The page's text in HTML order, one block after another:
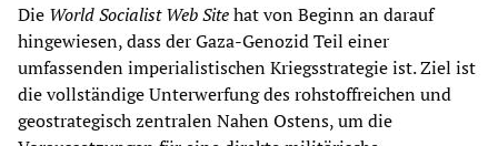
Die World Socialist Web Sitehat von Beginn an darauf
hingewiesen, dass der Gaza-Genozid Teil einer
umfassenden imperialistischen Kriegsstrategie ist. Ziel ist
die vollständige Unterwerfung des rohstoffreichen und
geostrategisch zentralen Nahen Ostens, um die